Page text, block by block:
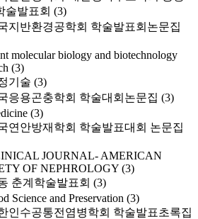
술발표회 (3)
지반환경공학회 학술발표회논문집
molecular biology and biotechnology
(3)
기술 (3)
응용곤충학회 학술대회논문집 (3)
(3)
연안방재학회 학술발표대회 논문집
JOURNAL- AMERICAN
OF NEPHROLOGY (3)
춘계학술발표회 (3)
Science and Preservation (3)
인수공통전염병학회 학술발표초록집